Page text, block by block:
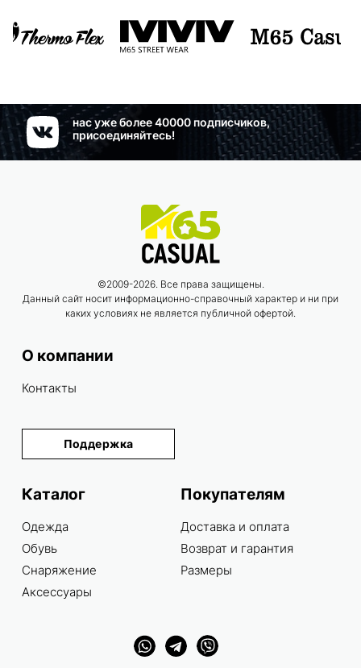
нас уже более 40000 подписчиков,
присоединяйтесь!
©2009-2026. Все права защищены.
Данный сайт носит информационно-справочный характер и ни при
каких условиях не является публичной офертой.
О компании
Контакты
Поддержка
Каталог
Одежда
Обувь
Снаряжение
Аксессуары
Покупателям
Доставка и оплата
Возврат и гарантия
Размеры